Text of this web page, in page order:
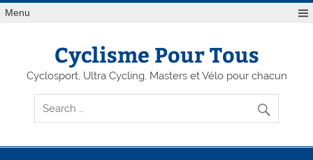
Menu
Cyclisme Pour Tous
Cyclosport, Ultra Cycling, Masters et Vélo pour chacun